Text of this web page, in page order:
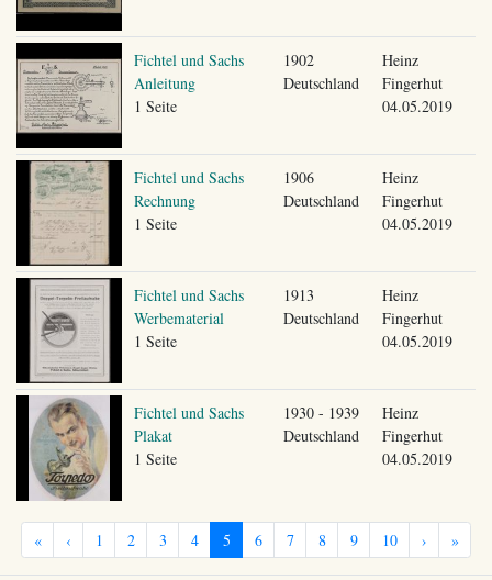
Fichtel und Sachs
Anleitung
1 Seite
1902
Deutschland
Heinz
Fingerhut
04.05.2019
Fichtel und Sachs
Rechnung
1 Seite
1906
Deutschland
Heinz
Fingerhut
04.05.2019
Fichtel und Sachs
Werbematerial
1 Seite
1913
Deutschland
Heinz
Fingerhut
04.05.2019
Fichtel und Sachs
Plakat
1 Seite
1930 - 1939
Deutschland
Heinz
Fingerhut
04.05.2019
« ‹ 1 2 3 4 5 6 7 8 9 10 › »